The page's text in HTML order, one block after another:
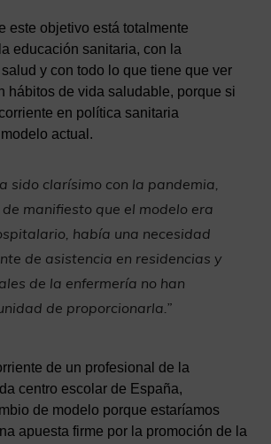
este objetivo está totalmente
educación sanitaria, con la
y con todo lo que tiene que ver
hábitos de vida saludable, porque si
en política sanitaria
actual.
sido clarísimo con la pandemia,
manifiesto que el modelo era
había una necesidad
de asistencia en residencias y
de la enfermería no han
de proporcionarla.”
de un profesional de la
centro escolar de España,
de modelo porque estaríamos
apuesta firme por la promoción de la